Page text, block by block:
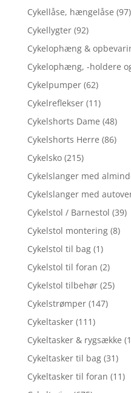
Cykellåse, hængelåse (97)
Cykellygter (92)
Cykelophæng &
Cykelophæng, -holdere
Cykelpumper (62)
Cykelreflekser (11)
Cykelshorts Dame (48)
Cykelshorts Herre (86)
Cykelsko (215)
Cykelslanger med
Cykelslanger med
Cykelstol / Barnestol (39)
Cykelstol montering (8)
Cykelstol til bag (1)
Cykelstol til foran (2)
Cykelstol tilbehør (25)
Cykelstrømper (147)
Cykeltasker (111)
Cykeltasker & rygsække
Cykeltasker til bag (31)
Cykeltasker til foran (11)